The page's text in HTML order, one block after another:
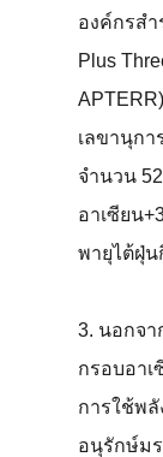
องค์กรสำ
Plus
เลขานุกา
จำนวน
อาเซียน
พายุไต้ฝุ่น
3. นอกจา
กรอบอาเ
การใช้พลั
อนุรักษ์ม